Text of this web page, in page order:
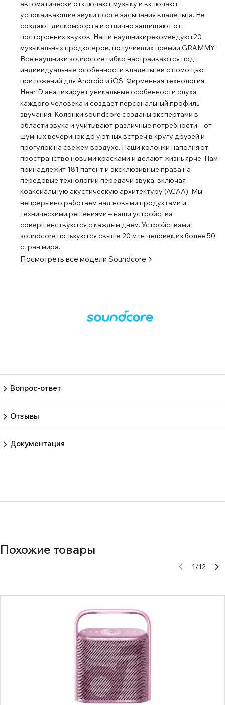
колонке являются однофункциональными.
Комплектация: портативная акустика; USB-C Cable;
документация.
автоматически отключают музыку и включают
успокаивающие звуки после засыпания владельца. Не
создают дискомфорта и отлично защищают от
посторонних звуков. Наши наушникирекомендуют20
музыкальных продюсеров, получивших премии GRAMMY.
Все наушники soundcore гибко настраиваются под
индивидуальные особенности владельцев с помощью
приложений для Android и iOS. Фирменная технология
HearID анализирует уникальные особенности слуха
каждого человека и создает персональный профиль
звучания. Колонки soundcore созданы экспертами в
области звука и учитывают различные потребности – от
шумных вечеринок до уютных встреч в кругу друзей и
прогулок на свежем воздухе. Наши колонки наполняют
пространство новыми красками и делают жизнь ярче. Нам
принадлежит 181 патент и эксклюзивные права на
передовые технологии передачи звука, включая
коаксиальную акустическую архитектуру (ACAA). Мы
непрерывно работаем над новыми продуктами и
техническими решениями – наши устройства
совершенствуются с каждым днем. Устройствами
soundcore пользуются свыше 20 млн человек из более 50
стран мира.
Посмотреть все модели Soundcore
Вопрос-ответ
Отзывы
Документация
Похожие товары
1/12